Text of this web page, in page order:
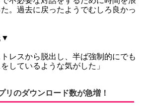
。過去に戻ったようでむしろ良かっ
▼
トレスから脱出し、半ば強制的にでも
しているような気がした」
リのダウンロード数が急増！